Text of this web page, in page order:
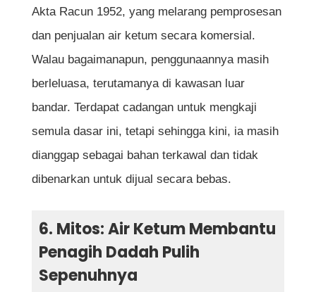
Akta Racun 1952, yang melarang pemprosesan
dan penjualan air ketum secara komersial.
Walau bagaimanapun, penggunaannya masih
berleluasa, terutamanya di kawasan luar
bandar. Terdapat cadangan untuk mengkaji
semula dasar ini, tetapi sehingga kini, ia masih
dianggap sebagai bahan terkawal dan tidak
dibenarkan untuk dijual secara bebas.
6. Mitos: Air Ketum Membantu
Penagih Dadah Pulih
Sepenuhnya